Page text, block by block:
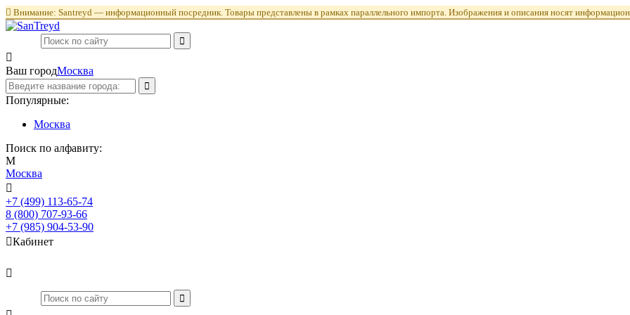
 Внимание: Santreyd — информационный посредник. Товары представлены в рамках параллельного импорта. Изображения и описания носят

Ваш городМосква
Популярные:
Москва
Поиск по алфавиту:
М
Москва

+7 (499) 113-65-74
8 (800) 707-93-66
+7 (985) 904-53-90
Кабинет
